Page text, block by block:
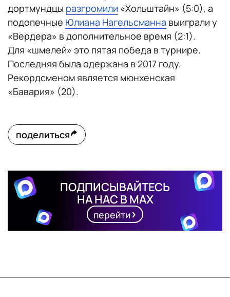
дортмундцы разгромили «Хольштайн» (5:0), а
подопечные Юлиана Нагельсманна выиграли у
«Вердера» в дополнительное время (2:1).
Для «шмелей» это пятая победа в турнире.
Последняя была одержана в 2017 году.
Рекордсменом является мюнхенская
«Бавария» (20).
поделиться
ПОДПИСЫВАЙТЕСЬ
НА НАС В MAX
перейти